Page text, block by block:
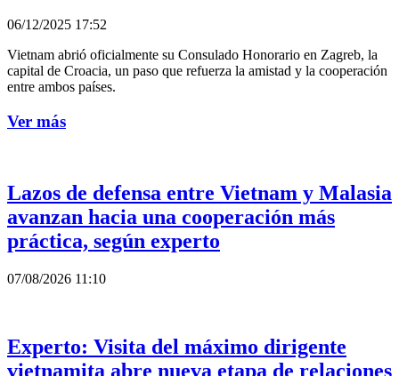
06/12/2025 17:52
Vietnam abrió oficialmente su Consulado Honorario en Zagreb, la
capital de Croacia, un paso que refuerza la amistad y la cooperación
entre ambos países.
Ver más
Lazos de defensa entre Vietnam y Malasia
avanzan hacia una cooperación más
práctica, según experto
07/08/2026 11:10
Experto: Visita del máximo dirigente
vietnamita abre nueva etapa de relaciones